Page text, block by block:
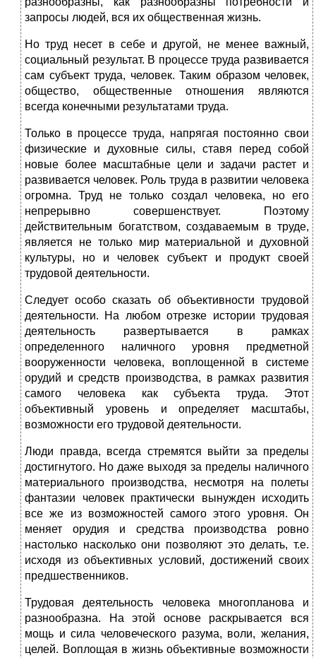
запросы людей, вся их общественная жизнь.
Но труд несет в себе и другой, не менее важный,
социальный результат. В процессе труда развивается
сам субъект труда, человек. Таким образом человек,
общество, общественные отношения являются
всегда конечными результатами труда.
Только в процессе труда, напрягая постоянно свои
физические и духовные силы, ставя перед собой
новые более масштабные цели и задачи растет и
развивается человек. Роль труда в развитии человека
огромна. Труд не только создал человека, но его
непрерывно совершенствует. Поэтому
действительным богатством, создаваемым в труде,
является не только мир материальной и духовной
культуры, но и человек субъект и продукт своей
трудовой деятельности.
Следует особо сказать об объективности трудовой
деятельности. На любом отрезке истории трудовая
деятельность развертывается в рамках
определенного наличного уровня предметной
вооруженности человека, воплощенной в системе
орудий и средств производства, в рамках развития
самого человека как субъекта труда. Этот
объективный уровень и определяет масштабы,
возможности его трудовой деятельности.
Люди правда, всегда стремятся выйти за пределы
достигнутого. Но даже выходя за пределы наличного
материального производства, несмотря на полеты
фантазии человек практически вынужден исходить
все же из возможностей самого этого уровня. Он
меняет орудия и средства производства ровно
настолько насколько они позволяют это делать, т.е.
исходя из объективных условий, достижений своих
предшественников.
Трудовая деятельность человека многопланова и
разнообразна. На этой основе раскрывается вся
мощь и сила человеческого разума, воли, желания,
целей. Воплощая в жизнь объективные возможности